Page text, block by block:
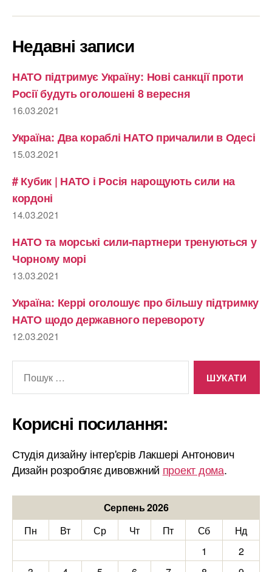
Недавні записи
НАТО підтримує Україну: Нові санкції проти
Росії будуть оголошені 8 вересня
16.03.2021
Україна: Два кораблі НАТО причалили в Одесі
15.03.2021
# Кубик | НАТО і Росія нарощують сили на
кордоні
14.03.2021
НАТО та морські сили-партнери тренуються у
Чорному морі
13.03.2021
Україна: Керрі оголошує про більшу підтримку
НАТО щодо державного перевороту
12.03.2021
Корисні посилання:
Студія дизайну інтер'єрів Лакшері Антонович
Дизайн розробляє дивовжний проект дома.
Серпень 2026
Пн
Вт Ср Чт Пт Сб
Нд
1
2